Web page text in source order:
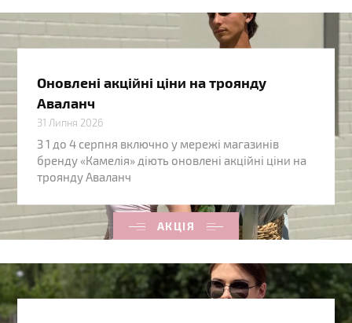
АКЦІЯ
Оновлені акційні ціни на троянду
Аваланч
31 Липня 2026
З 1 до 4 серпня включно у мережі магазинів
бренду «Камелія» діють оновлені акційні ціни на
троянду Аваланч